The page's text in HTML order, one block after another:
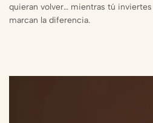
quieran volver… mientras tú
marcan la diferencia.